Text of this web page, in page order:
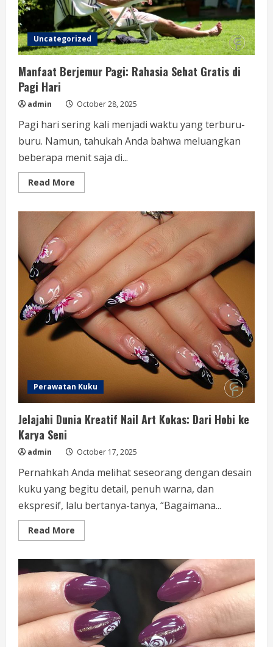
Bersyukur
Uncategorized
Manfaat Berjemur Pagi: Rahasia Sehat Gratis di
Pagi Hari
admin October 28, 2025
Pagi hari sering kali menjadi waktu yang terburu-
buru. Namun, tahukah Anda bahwa meluangkan
beberapa menit saja di...
Read More
more
Berjemur
Pagi:
Rahasia
Sehat
Gratis
Pagi
Hari
Perawatan Kuku
Jelajahi Dunia Kreatif Nail Art Kokas: Dari Hobi ke
Karya Seni
admin October 17, 2025
Pernahkah Anda melihat seseorang dengan desain
kuku yang begitu detail, penuh warna, dan
ekspresif, lalu bertanya-tanya, “Bagaimana...
Read More
more
Dunia
Kreatif
Nail
Art
Kokas:
Dari
Hobi
ke
Karya
Seni